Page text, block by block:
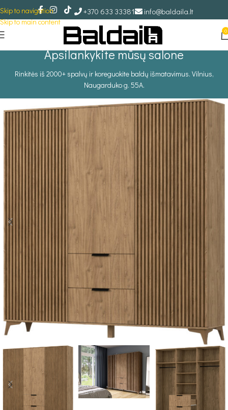
Skip to navigation
Skip to main content
+370 633 33381 info@baldaila.lt
0
Apsilankykite mūsų salone
Rinkitės iš 2000+ spalvų ir koreguokite baldų išmatavimus. Vilnius,
Naugarduko g. 55A.